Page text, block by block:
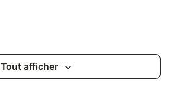
Tout afficher